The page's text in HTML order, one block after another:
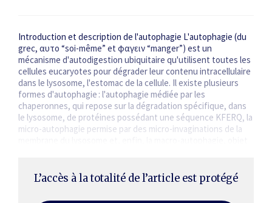
Introduction et description de l'autophagie L'autophagie (du
grec, ­αυτο “­soi-même” et ­φαγειν “manger”) est un
mécanisme d'autodigestion ubiquitaire qu'utilisent toutes les
cellules eucaryotes pour dégrader leur contenu intracellulaire
dans le lysosome, l'estomac de la cellule. Il existe plusieurs
formes d'autophagie : l'autophagie médiée par les
chaperonnes, qui repose sur la dégradation spécifique, dans
le lysosome, de protéines possédant une séquence KFERQ, la
micro-autophagie permise par des micro-invaginations de la
L’accès à la totalité de l’article est protégé